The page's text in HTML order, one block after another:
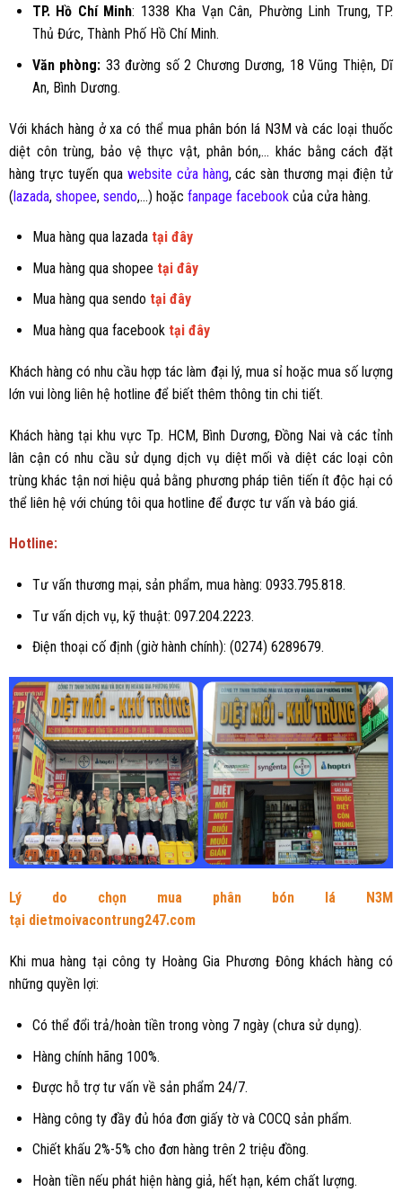
TP. Hồ Chí Minh: 1338 Kha Vạn Cân, Phường Linh Trung, TP.
Thủ Đức, Thành Phố Hồ Chí Minh.
Văn phòng: 33 đường số 2 Chương Dương, 18 Vũng Thiện, Dĩ
An, Bình Dương.
Với khách hàng ở xa có thể mua phân bón lá N3Mvà các loại thuốc
diệt côn trùng, bảo vệ thực vật, phân bón,… khác bằng cách đặt
hàng trực tuyến qua website cửa hàng, các sàn thương mại điện tử
(lazada, shopee, sendo,...) hoặc fanpage facebook của cửa hàng.
Mua hàng qua lazada tại đây
Mua hàng qua shopee tại đây
Mua hàng qua sendo tại đây
Mua hàng qua facebook tại đây
Khách hàng có nhu cầu hợp tác làm đại lý, mua sỉ hoặc mua số lượng
lớn vui lòng liên hệ hotline để biết thêm thông tin chi tiết.
Khách hàng tại khu vực Tp. HCM, Bình Dương, Đồng Nai và các tỉnh
lân cận có nhu cầu sử dụng dịch vụ diệt mối và diệt các loại côn
trùng khác tận nơi hiệu quả bằng phương pháp tiên tiến ít độc hại có
thể liên hệ với chúng tôi qua hotline để được tư vấn và báo giá.
Hotline:
Tư vấn thương mại, sản phẩm, mua hàng: 0933.795.818.
Tư vấn dịch vụ, kỹ thuật: 097.204.2223.
Điện thoại cố định (giờ hành chính): (0274) 6289679.
Lý do chọn mua phân bón lá N3M
tại dietmoivacontrung247.com
Khi mua hàng tại công ty Hoàng Gia Phương Đông khách hàng có
những quyền lợi:
Có thể đổi trả/hoàn tiền trong vòng 7 ngày (chưa sử dụng).
Hàng chính hãng 100%.
Được hỗ trợ tư vấn về sản phẩm 24/7.
Hàng công ty đầy đủ hóa đơn giấy tờ và COCQ sản phẩm.
Chiết khấu 2%-5% cho đơn hàng trên 2 triệu đồng.
Hoàn tiền nếu phát hiện hàng giả, hết hạn, kém chất lượng.